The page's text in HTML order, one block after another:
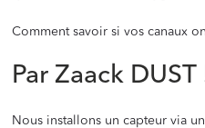
Comment savoir si vos canaux
Par Zaack DUST
Nous installons un capteur via